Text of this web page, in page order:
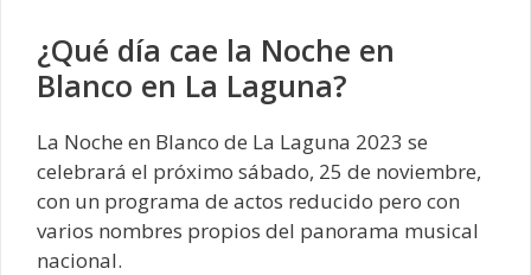
¿Qué día cae la Noche en
Blanco en La Laguna?
La Noche en Blanco de La Laguna 2023 se
celebrará el próximo sábado, 25 de noviembre,
con un programa de actos reducido pero con
varios nombres propios del panorama musical
nacional.